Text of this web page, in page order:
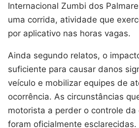
Internacional Zumbi dos
uma corrida, atividade que
por aplicativo nas horas vagas.
Ainda segundo relatos, o
suficiente para causar danos
veículo e mobilizar equipes de
ocorrência. As circunstâncias
motorista a perder o controle
foram oficialmente esclarecidas.